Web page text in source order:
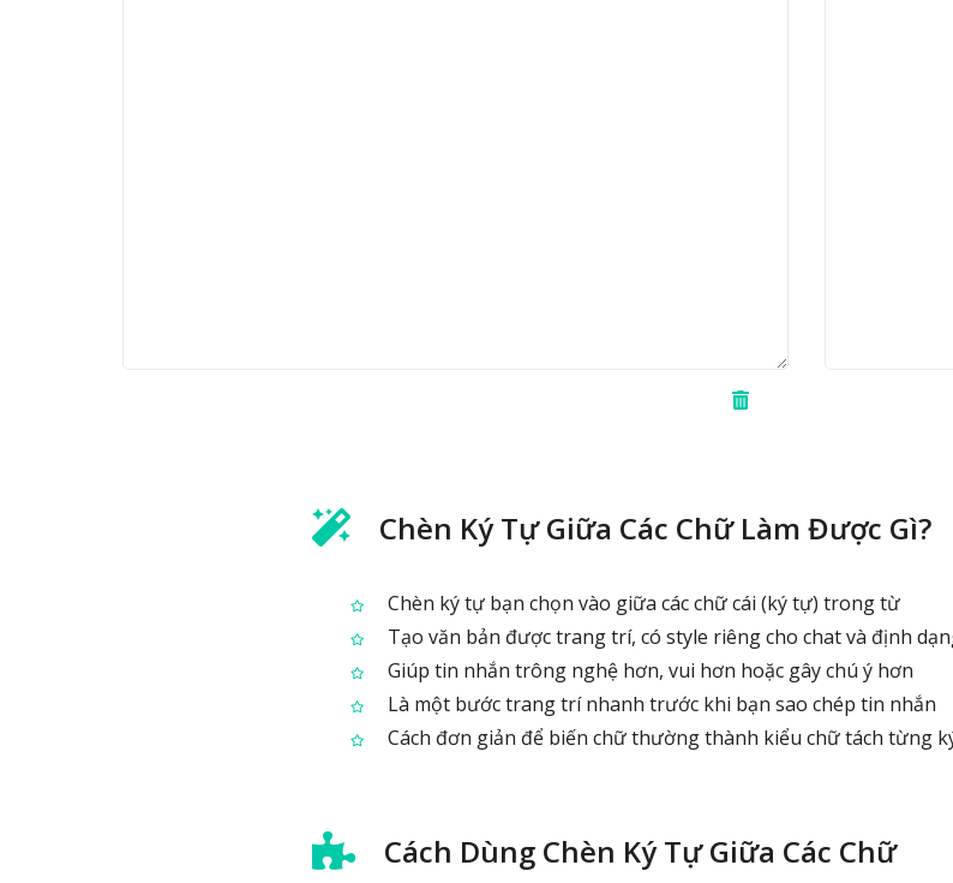
Chèn Ký Tự Giữa Các Chữ Làm Được Gì?
Chèn ký tự bạn chọn vào giữa các chữ cái (ký tự) trong từ
Tạo văn bản được trang trí, có style riêng cho chat và định
Giúp tin nhắn trông nghệ hơn, vui hơn hoặc gây chú ý hơn
Là một bước trang trí nhanh trước khi bạn sao chép tin nhắn
Cách đơn giản để biến chữ thường thành kiểu chữ tách từng
Cách Dùng Chèn Ký Tự Giữa Các Chữ